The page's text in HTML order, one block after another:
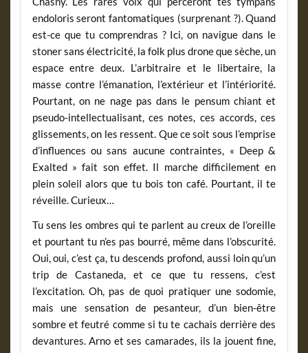
endoloris seront fantomatiques (surprenant ?). Quand
est-ce que tu comprendras ? Ici, on navigue dans le
stoner sans électricité, la folk plus drone que sèche, un
espace entre deux. L’arbitraire et le libertaire, la
masse contre l’émanation, l’extérieur et l’intériorité.
Pourtant, on ne nage pas dans le pensum chiant et
pseudo-intellectualisant, ces notes, ces accords, ces
glissements, on les ressent. Que ce soit sous l’emprise
d’influences ou sans aucune contraintes, « Deep &
Exalted » fait son effet. Il marche difficilement en
plein soleil alors que tu bois ton café. Pourtant, il te
réveille. Curieux…
Tu sens les ombres qui te parlent au creux de l’oreille
et pourtant tu n’es pas bourré, même dans l’obscurité.
Oui, oui, c’est ça, tu descends profond, aussi loin qu’un
trip de Castaneda, et ce que tu ressens, c’est
l’excitation. Oh, pas de quoi pratiquer une sodomie,
mais une sensation de pesanteur, d’un bien-être
sombre et feutré comme si tu te cachais derrière des
devantures. Arno et ses camarades, ils la jouent fine,